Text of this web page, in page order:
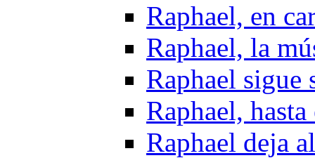
Raphael, en
Raphael, la
Raphael sigue
Raphael,
Raphael deja